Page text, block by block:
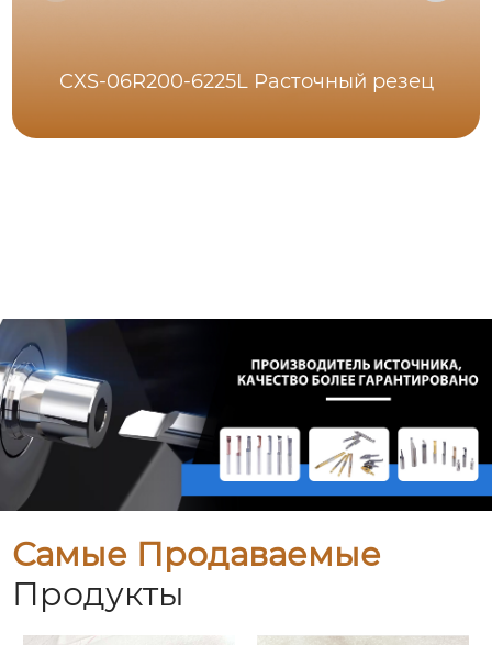
CXS-06R200-6225L Расточный резец
Самые Продаваемые
Продукты